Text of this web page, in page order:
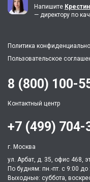
Напишите
— директору по
Политика
Пользовательское
8 (800) 100-
Контактный центр
+7 (499) 704-
г. Москва
ул. Арбат, д. 35, офис 468,
По будням: пн.-пт. c 9:00 до
Выходные: суббота,